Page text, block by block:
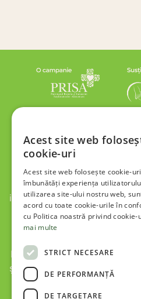
Campania „Informare,
inițiată de Patronatul Român
Alimentare (PRISA),
infosuplimente.ro sunt cu
România se află pe
Europeană la numărul de
și pe primul loc la decese
speranța de viață în
penultima valoare dintre
Acest site web
cookie-uri
Acest site web folosește cookie-
îmbunătăți experiența
utilizarea site-ului nostru web,
acord cu toate cookie-urile în
cu Politica noastră privind cookie-
mai multe
STRICT NECESARE
DE PERFORMANȚĂ
DE TARGETARE